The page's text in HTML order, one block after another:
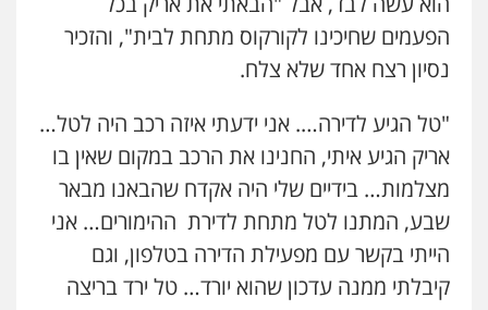
הפעמים שחיכינו לקורקוס מתחת לבית", והזכיר
נסיון רצח אחד שלא צלח.
"טל הגיע לדירה…. אני ידעתי איזה רכב היה לטל…
אריק הגיע איתי, החנינו את הרכב במקום שאין בו
מצלמות… בידיים שלי היה אקדח שהבאנו מבאר
שבע, המתנו לטל מתחת לדירת ההימורים… אני
הייתי בקשר עם מפעילת הדירה בטלפון, וגם
קיבלתי ממנה עדכון שהוא יורד… טל ירד בריצה